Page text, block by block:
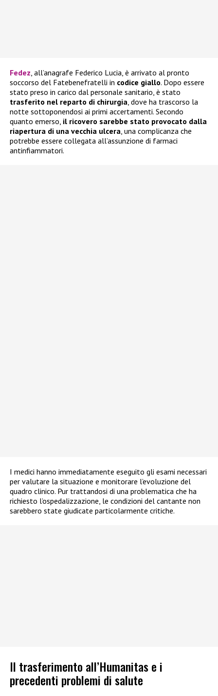
Fedez , all’anagrafe Federico Lucia, è arrivato al pronto
soccorso del Fatebenefratelli in codice giallo. Dopo essere
stato preso in carico dal personale sanitario, è stato
trasferito nel reparto di chirurgia , dove ha trascorso la
notte sottoponendosi ai primi accertamenti. Secondo
quanto emerso, il ricovero sarebbe stato provocato dalla
riapertura di una vecchia ulcera , una complicanza che
potrebbe essere collegata all’assunzione di farmaci
antinfiammatori.
I medici hanno immediatamente eseguito gli esami necessari
per valutare la situazione e monitorare l’evoluzione del
quadro clinico. Pur trattandosi di una problematica che ha
richiesto l’ospedalizzazione, le condizioni del cantante non
sarebbero state giudicate particolarmente critiche.
Il trasferimento all’Humanitas e i
precedenti problemi di salute